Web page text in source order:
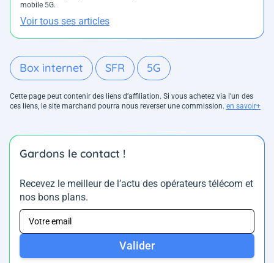
mobile 5G.
Voir tous ses articles
Box internet SFR 5G
Cette page peut contenir des liens d’affiliation. Si vous achetez via l'un des
ces liens, le site marchand pourra nous reverser une commission. en savoir+
Gardons le contact !
Recevez le meilleur de l’actu des opérateurs télécom et
nos bons plans.
Valider